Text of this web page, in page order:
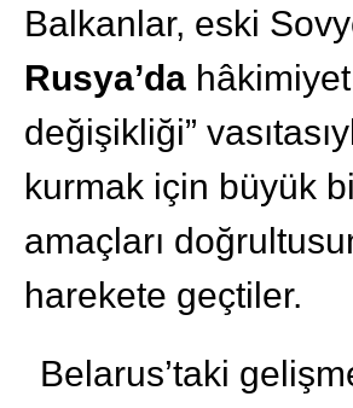
Balkanlar, eski
Rusya’da hâkimiyet
değişikliği”
kurmak için büyük
amaçları
harekete geçtiler.
Belarus’taki